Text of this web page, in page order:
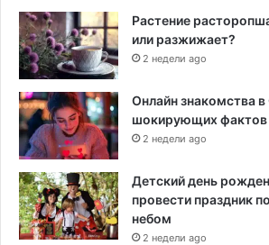
Растение
или разжижает?
2 недели ago
Онлайн знакомства
шокирующих фактов
2 недели ago
Детский день
провести праздник
небом
2 недели ago